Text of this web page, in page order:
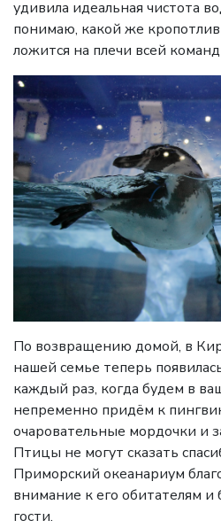
удивила идеальная чистота
понимаю, какой же
ложится на плечи всей
По возвращению домой, в
нашей семье теперь
каждый раз, когда будем в
непременно придём к
очаровательные мордочки и
Птицы не могут сказать
Приморский океанариум
внимание к его обитателям и
гости.